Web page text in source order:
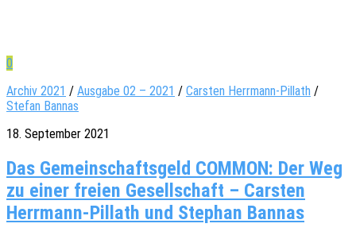
0
Archiv 2021 / Ausgabe 02 – 2021 / Carsten Herrmann-Pillath /
Stefan Bannas
18. September 2021
Das Gemeinschaftsgeld COMMON: Der Weg
zu einer freien Gesellschaft – Carsten
Herrmann-Pillath und Stephan Bannas